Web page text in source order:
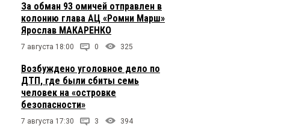
За обман 93 омичей отправлен в
колонию глава АЦ «Ромни Марш»
Ярослав МАКАРЕНКО
7 августа 18:00 0 325
Возбуждено уголовное дело по
ДТП, где были сбиты семь
человек на «островке
безопасности»
7 августа 17:30 3 394